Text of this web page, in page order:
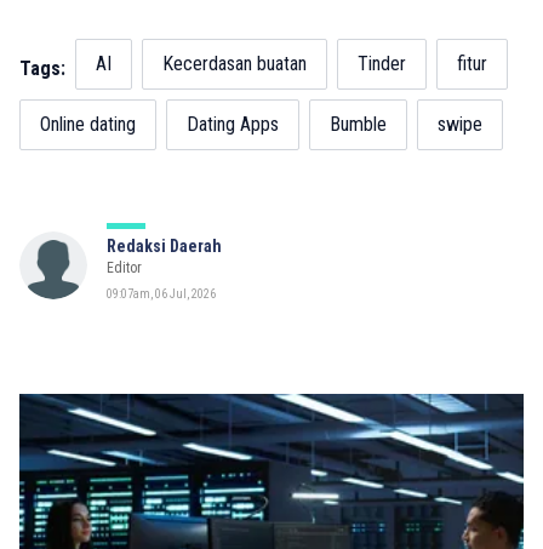
Tags: AI Kecerdasan buatan Tinder fitur
Online dating Dating Apps Bumble swipe
Redaksi Daerah
Editor
09:07am, 06 Jul, 2026